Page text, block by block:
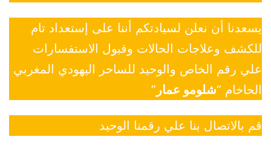
يسعدنا أن نعلن لسيادتكم أننا على إستعداد تام
للكشف وعلاجات الحالات وقبول الاستفسارات
علي رقم الخاص والوحيد للساحر اليهودي المغربي
الحاخام “شلومو عمار ”
قم بالاتصال بنا علي رقمنا الوحيد